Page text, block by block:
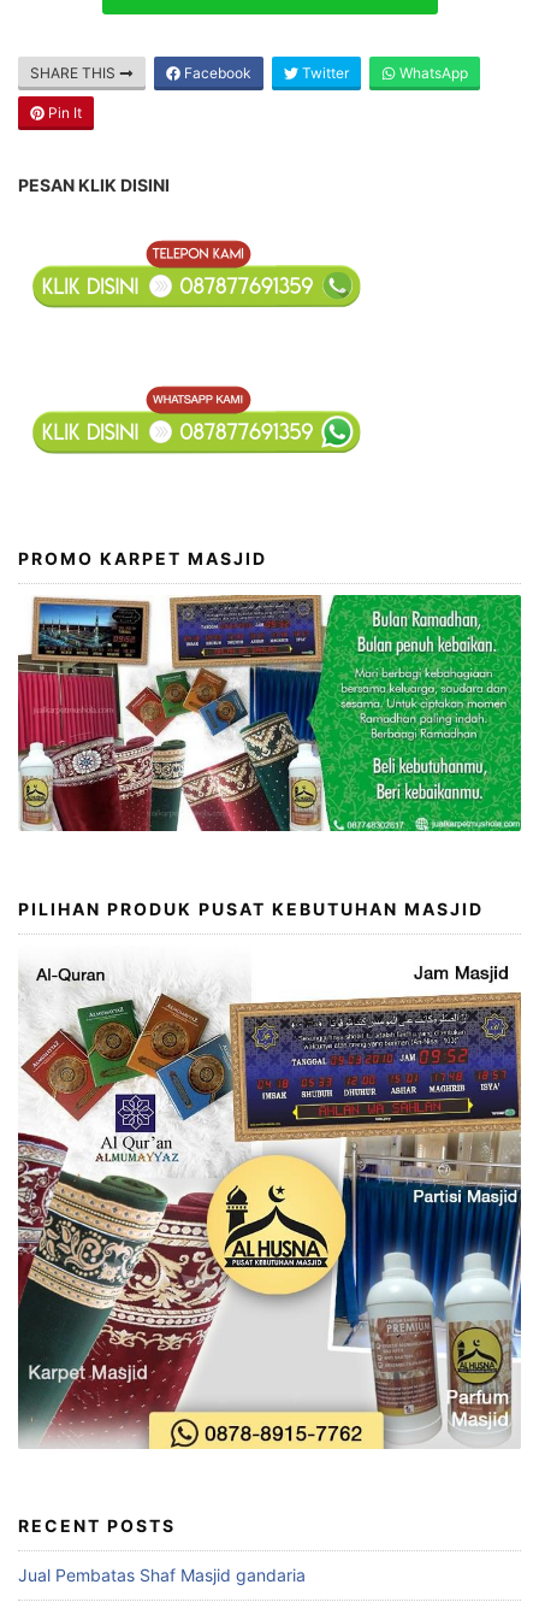
SHARE THIS Facebook Twitter WhatsApp
Pin It
PESAN KLIK DISINI
PROMO KARPET MASJID
PILIHAN PRODUK PUSAT KEBUTUHAN MASJID
RECENT POSTS
Jual Pembatas Shaf Masjid gandaria